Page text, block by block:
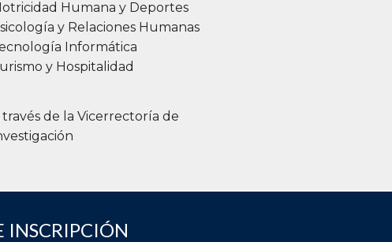
Humana y Deportes
y Relaciones Humanas
Informática
y Hospitalidad
través de la Vicerrectoría de
INSCRIPCIÓN